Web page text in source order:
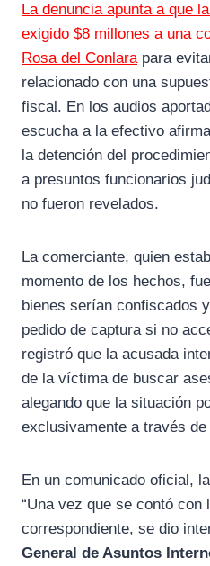
La denuncia apunta a que
exigido $8 millones a una
Rosa del Conlarapara
relacionado con una
fiscal. En los audios
escucha a la efectivo
la detención del
a presuntos funcionarios
no fueron revelados.
La comerciante, quien
momento de los hechos,
bienes serían confiscados
pedido de captura si no
registró que la acusada
de la víctima de buscar
alegando que la situación
exclusivamente a través de
En un comunicado oficial,
“Una vez que se contó con
correspondiente, se dio
General de Asuntos